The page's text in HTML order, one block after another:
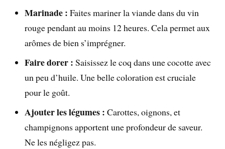
Marinade : Faites mariner la viande dans du vin
rouge pendant au moins 12 heures. Cela permet aux
arômes de bien s’imprégner.
Faire dorer : Saisissez le coq dans une cocotte avec
un peu d’huile. Une belle coloration est cruciale
pour le goût.
Ajouter les légumes : Carottes, oignons, et
champignons apportent une profondeur de saveur.
Ne les négligez pas.